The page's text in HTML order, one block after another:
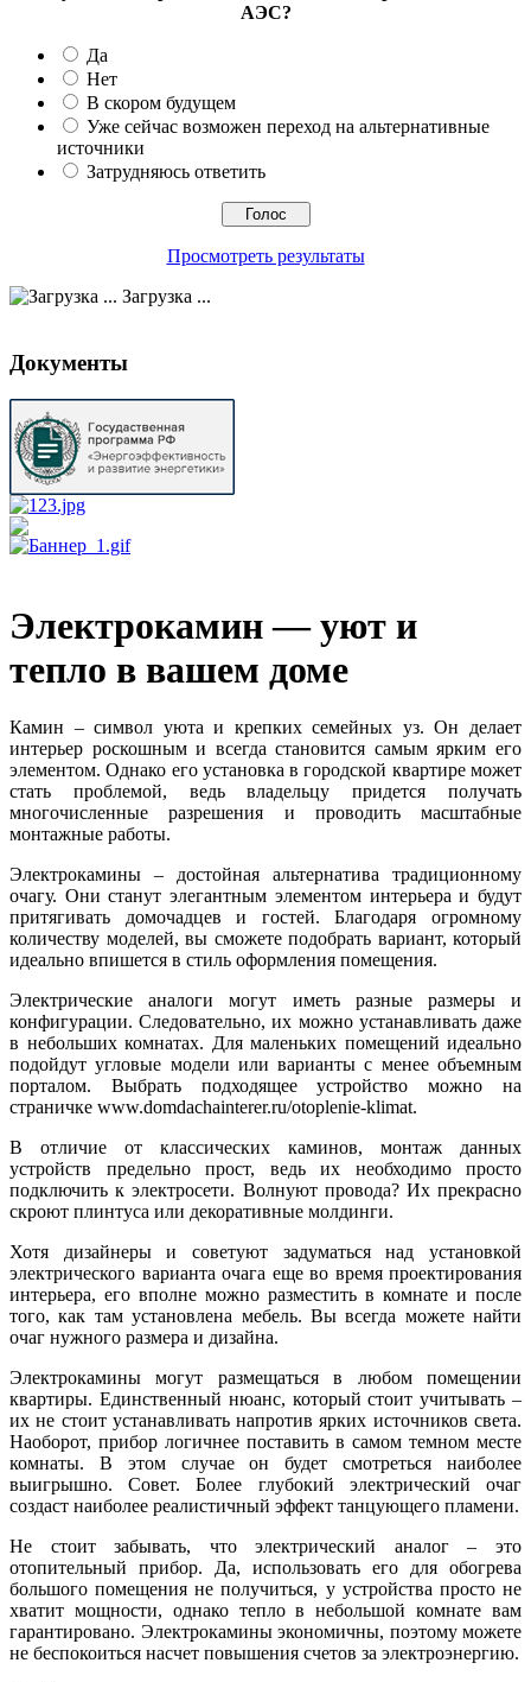
АЭС?
Да
Нет
В скором будущем
Уже сейчас возможен переход на альтернативные
источники
Затрудняюсь ответить
Просмотреть результаты
Загрузка ...
Документы
Электрокамин — уют и
тепло в вашем доме
Камин – символ уюта и крепких семейных уз. Он делает
интерьер роскошным и всегда становится самым ярким его
элементом. Однако его установка в городской квартире может
стать проблемой, ведь владельцу придется получать
многочисленные разрешения и проводить масштабные
монтажные работы.
Электрокамины – достойная альтернатива традиционному
очагу. Они станут элегантным элементом интерьера и будут
притягивать домочадцев и гостей. Благодаря огромному
количеству моделей, вы сможете подобрать вариант, который
идеально впишется в стиль оформления помещения.
Электрические аналоги могут иметь разные размеры и
конфигурации. Следовательно, их можно устанавливать даже
в небольших комнатах. Для маленьких помещений идеально
подойдут угловые модели или варианты с менее объемным
порталом. Выбрать подходящее устройство можно на
страничке www.domdachainterer.ru/otoplenie-klimat.
В отличие от классических каминов, монтаж данных
устройств предельно прост, ведь их необходимо просто
подключить к электросети. Волнуют провода? Их прекрасно
скроют плинтуса или декоративные молдинги.
Хотя дизайнеры и советуют задуматься над установкой
электрического варианта очага еще во время проектирования
интерьера, его вполне можно разместить в комнате и после
того, как там установлена мебель. Вы всегда можете найти
очаг нужного размера и дизайна.
Электрокамины могут размещаться в любом помещении
квартиры. Единственный нюанс, который стоит учитывать –
их не стоит устанавливать напротив ярких источников света.
Наоборот, прибор логичнее поставить в самом темном месте
комнаты. В этом случае он будет смотреться наиболее
выигрышно. Совет. Более глубокий электрический очаг
создаст наиболее реалистичный эффект танцующего пламени.
Не стоит забывать, что электрический аналог – это
отопительный прибор. Да, использовать его для обогрева
большого помещения не получиться, у устройства просто не
хватит мощности, однако тепло в небольшой комнате вам
гарантировано. Электрокамины экономичны, поэтому можете
не беспокоиться насчет повышения счетов за электроэнергию.